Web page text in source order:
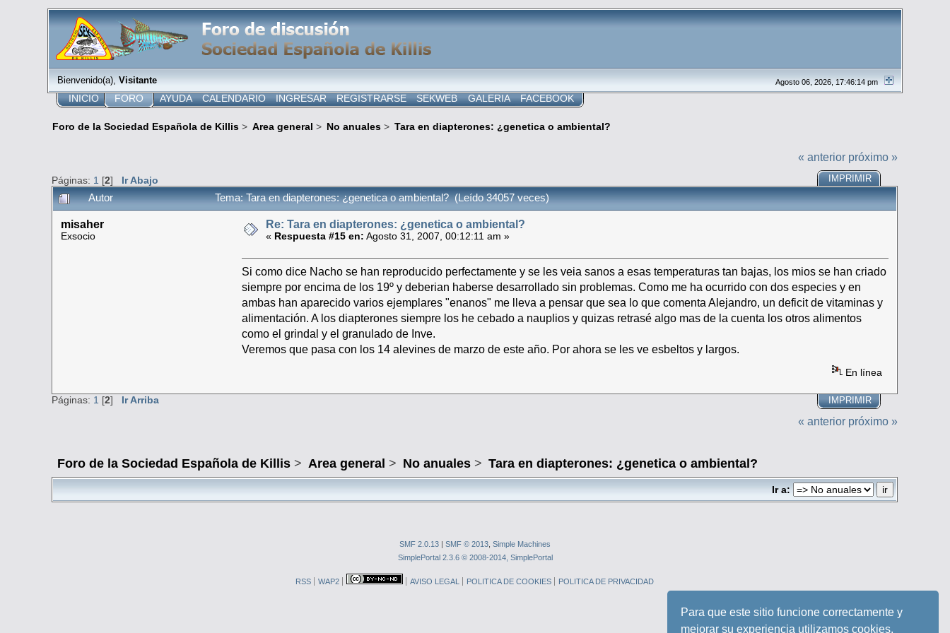
Para que este sitio funcione correctamente y
mejorar su experiencia utilizamos cookies.
Agosto 06, 2026, 17:46:14 pm
Bienvenido(a), Visitante
INICIO FORO AYUDA CALENDARIO INGRESAR REGISTRARSE SEKWEB GALERIA FACEBOOK
Foro de la Sociedad Española de Killis> Area general > No anuales> Tara en diapterones: ¿genetica o ambiental?
« anterior próximo »
Páginas: 1 [2] Ir Abajo IMPRIMIR
Autor Tema: Tara en diapterones: ¿genetica o ambiental? (Leído 34057 veces)
misaher
Exsocio
Re: Tara en diapterones: ¿genetica o ambiental?
« Respuesta #15 en: Agosto 31, 2007, 00:12:11 am »
Si como dice Nacho se han reproducido perfectamente y se les veia sanos a esas temperaturas tan bajas, los mios se han criado
siempre por encima de los 19º y deberian haberse desarrollado sin problemas. Como me ha ocurrido con dos especies y en
ambas han aparecido varios ejemplares "enanos" me lleva a pensar que sea lo que comenta Alejandro, un deficit de vitaminas y
alimentación. A los diapterones siempre los he cebado a nauplios y quizas retrasé algo mas de la cuenta los otros alimentos
como el grindal y el granulado de Inve.
Veremos que pasa con los 14 alevines de marzo de este año. Por ahora se les ve esbeltos y largos.
En línea
IMPRIMIR
Páginas: 1 [2] Ir Arriba
« anterior próximo »
Foro de la Sociedad Española de Killis > Area general > No anuales> Tara en diapterones: ¿genetica o ambiental?
Ir a:
SMF 2.0.13 SMF © 2013 Simple Machines
SimplePortal 2.3.6 © 2008-2014, SimplePortal
RSS WAP2 AVISO LEGAL POLITICA DE COOKIES POLITICA DE PRIVACIDAD